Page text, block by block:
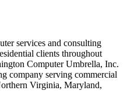
services and consulting
clients throughout
Computer Umbrella, Inc.
company serving commercial
Virginia, Maryland,